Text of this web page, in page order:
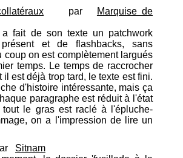
par
Marquise de
a fait de son texte un patchwork
et de flashbacks, sans
coup on est complètement largués
temps. Le temps de raccrocher
il est déjà trop tard, le texte est fini.
d'histoire intéressante, mais ça
paragraphe est réduit à l'état
tout le gras est raclé à l'épluche-
on a l'impression de lire un
Sitnam